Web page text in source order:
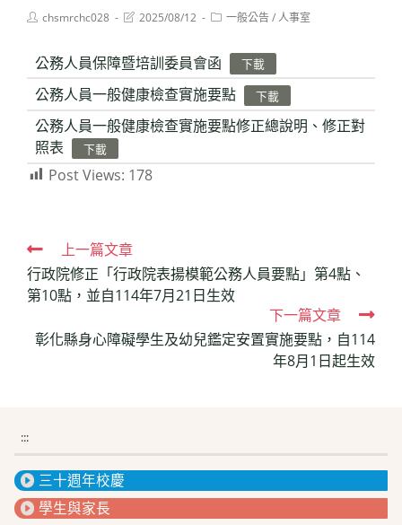
Postchsmrchc028
Post2025/08/12
Post一般公告/人事室
公務人員保障暨培訓委員會函 下載
公務人員一般健康檢查實施要點 下載
公務人員一般健康檢查實施要點修正總說明、修正對
照表
下載
Post Views: 178
Read
more
articles
上一篇文章
行政院修正「行政院表揚模範公務人員要點」第4點、
第10點，並自114年7月21日生效
下一篇文章
彰化縣身心障礙學生及幼兒鑑定安置實施要點，自114
年8月1日起生效
:::
三十週年校慶
學生與家長